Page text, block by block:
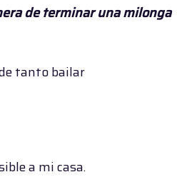
de terminar una milonga
tanto bailar
a mi casa.